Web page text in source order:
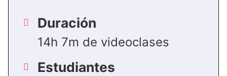
Duración
14h 7m de videoclases
Estudiantes